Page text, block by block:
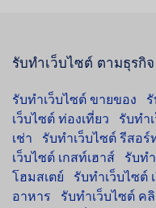
รับทำเว็บไซต์ ตามธุรกิจ
รับทำเว็บไซต์ ขายของ
เว็บไซต์ ท่องเที่ยว
รับทำ
เช่า
รับทำเว็บไซต์ รีสอร์
เว็บไซต์ เกสท์เฮาส์
รับท
โฮมสเตย์
รับทำเว็บไซต์
อาหาร
รับทำเว็บไซต์ ค